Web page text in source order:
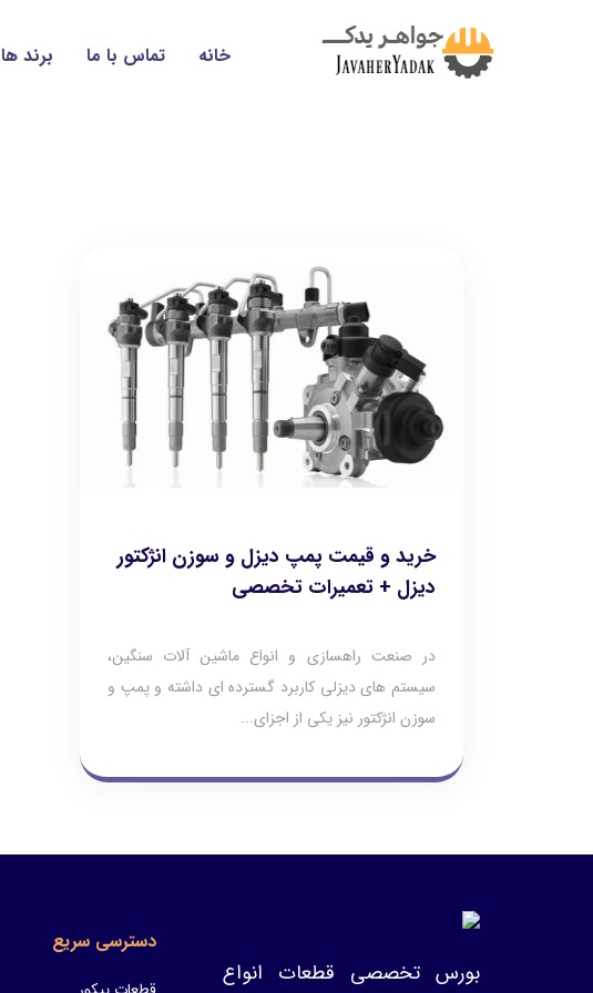
خانه تماس با ما برند ها
خرید و قیمت پمپ دیزل و سوزن انژکتور
دیزل + تعمیرات تخصصی
در صنعت راهسازی و انواع ماشین آلات سنگین،
سیستم های دیزلی کاربرد گسترده ای داشته و پمپ و
سوزن انژکتور نیز یکی از اجزای...
بورس تخصصی قطعات انواع
دسترسی سریع